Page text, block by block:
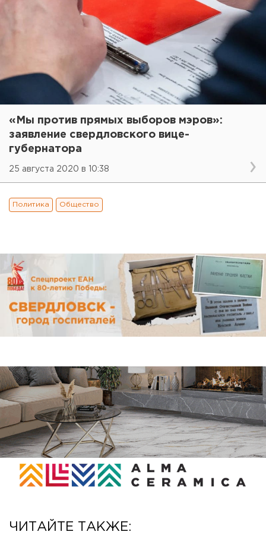
«Мы против прямых выборов мэров»:
заявление свердловского вице-
губернатора
25 августа 2020 в 10:38
Политика Общество
ЧИТАЙТЕ ТАКЖЕ: